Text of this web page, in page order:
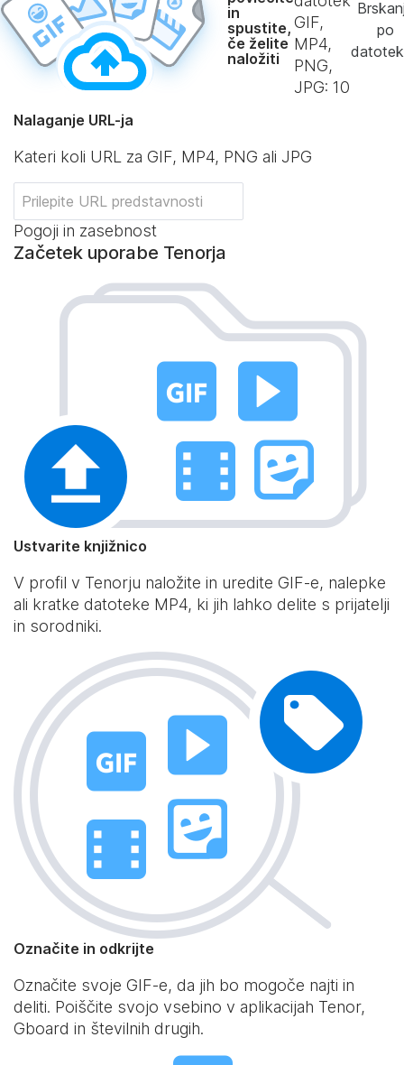
in
spustite,
če želite
naložiti
GIF,
MP4,
PNG,
JPG: 10
po
Nalaganje URL-ja
Kateri koli URL za GIF, MP4, PNG ali JPG
Pogoji in zasebnost
Začetek uporabe Tenorja
Ustvarite knjižnico
V profil v Tenorju naložite in uredite GIF-e, nalepke
ali kratke datoteke MP4, ki jih lahko delite s prijatelji
in sorodniki.
Označite in odkrijte
Označite svoje GIF-e, da jih bo mogoče najti in
deliti. Poiščite svojo vsebino v aplikacijah Tenor,
Gboard in številnih drugih.